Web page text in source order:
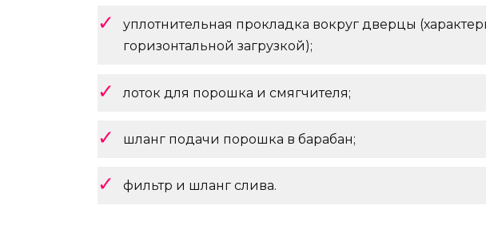
уплотнительная прокладка вокруг дверцы
горизонтальной загрузкой);
лоток для порошка и смягчителя;
шланг подачи порошка в барабан;
фильтр и шланг слива.